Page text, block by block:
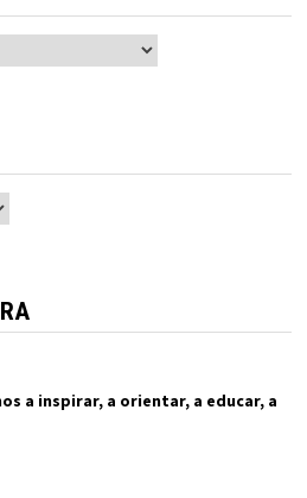
a inspirar, a orientar, a educar, a